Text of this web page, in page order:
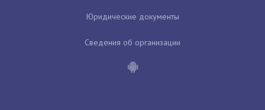
Юридические документы
Сведения об организации